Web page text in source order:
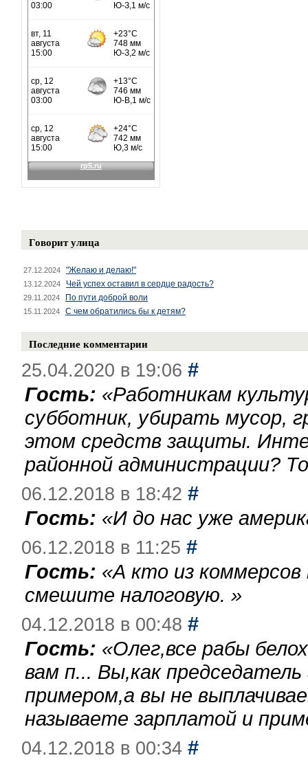
Говорит улица
27.12.2024 "Желаю и делаю!"
13.12.2024 Чей успех оставил в сердце радость?
29.11.2024 По пути доброй воли
15.11.2024 С чем обратились бы к детям?
Последние комментарии
25.04.2020 в 19:06 #
Гость: «Работникам
субботник, убирать мусор,
этом средств защиты.
районной администрации?
06.12.2018 в 18:42 #
Гость: «И до нас уже
06.12.2018 в 11:25 #
Гость: «А кто из
смешите налоговую. »
04.12.2018 в 00:48 #
Гость: «Олег,все рабы
вам п... Вы,как
примером,а вы не
называете зарплатой и
04.12.2018 в 00:34 #